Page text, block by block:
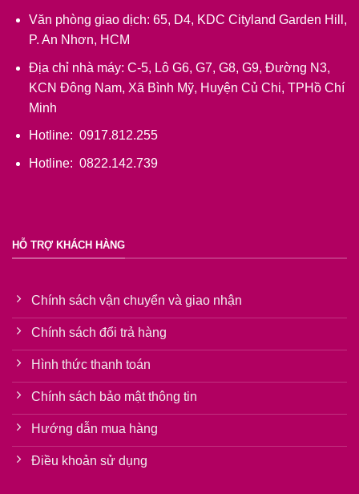
Văn phòng giao dịch: 65, D4, KDC Cityland Garden Hill,
P. An Nhơn, HCM
Địa chỉ nhà máy: C-5, Lô G6, G7, G8, G9, Đường N3,
KCN Đông Nam, Xã Bình Mỹ, Huyện Củ Chi, TPHồ Chí
Minh
Hotline: 0917.812.255
Hotline: 0822.142.739
HỖ TRỢ KHÁCH HÀNG
Chính sách vận chuyển và giao nhận
Chính sách đổi trả hàng
Hình thức thanh toán
Chính sách bảo mật thông tin
Hướng dẫn mua hàng
Điều khoản sử dụng